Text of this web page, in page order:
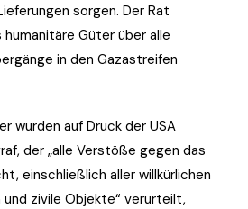
sorgen. Der Rat
Güter über alle
in den Gazastreifen
wurden auf Druck der USA
der „alle Verstöße gegen das
einschließlich aller willkürlichen
zivile Objekte“ verurteilt,